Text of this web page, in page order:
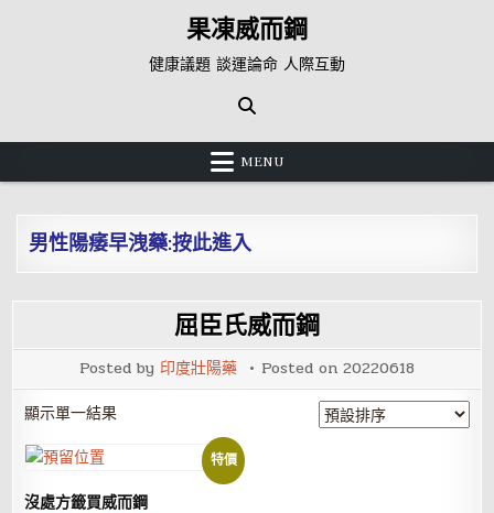
果凍威而鋼
健康議題 談運論命 人際互動
MENU
男性陽痿早洩藥:按此進入
屈臣氏威而鋼
Posted by 印度壯陽藥 Posted on 20220618
顯示單一結果
特價
沒處方籤買威而鋼